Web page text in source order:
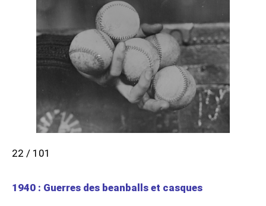
22 / 101
1940 : Guerres des beanballs et casques